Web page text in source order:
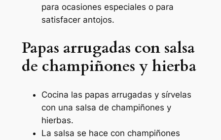
para ocasiones especiales o para
satisfacer antojos.
Papas arrugadas con salsa
de champiñones y hierba
Cocina las papas arrugadas y sírvelas
con una salsa de champiñones y
hierbas.
La salsa se hace con champiñones